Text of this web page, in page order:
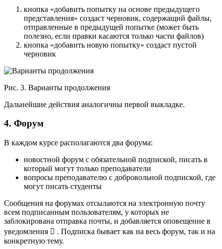
кнопка «добавить попытку на основе предыдущего
представления» создаст черновик, содержащий файлы,
отправленные в предыдущей попытке (может быть
полезно, если правки касаются только части файлов)
кнопка «добавить новую попытку» создаст пустой
черновик
Рис. 3. Варианты продолжения
Дальнейшие действия аналогичны первой выкладке.
4. Форум
В каждом курсе располагаются два форума:
новостной форум с обязательной подпиской, писать в
который могут только преподаватели
вопросы преподавателю с добровольной подпиской, где
могут писать студенты
Сообщения на форумах отсылаются на электронную почту
всем подписанным пользователям, у которых не
заблокирована отправка почты, и добавляется оповещение в
уведомления  . Подписка бывает как на весь форум, так и на
конкретную тему.